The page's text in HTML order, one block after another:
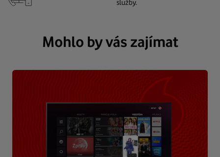
služby.
Mohlo by vás zajímat